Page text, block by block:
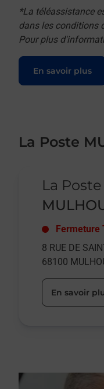
*La téléassistance
dans les conditions
Pour plus
En savoir plus
Le lien s'ouvre
La Poste
La Poste
Fermeture
8 RUE DE
68100
En savoir